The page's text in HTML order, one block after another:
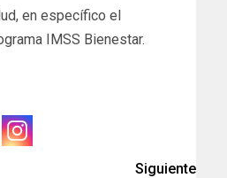
en específico el
IMSS Bienestar.
Siguiente